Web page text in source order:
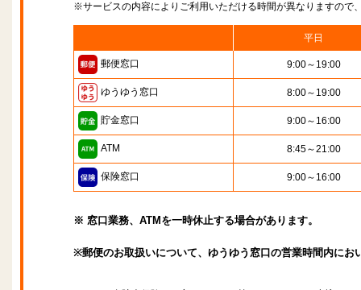
※サービスの内容によりご利用いただける時間が異なりますので
平日
郵便窓口 9:00～19:00
ゆうゆう窓口 8:00～19:00
貯金窓口 9:00～16:00
ATM 8:45～21:00
保険窓口 9:00～16:00
※ 窓口業務、ATMを一時休止する場合があります。
※郵便のお取扱いについて、ゆうゆう窓口の営業時間内に